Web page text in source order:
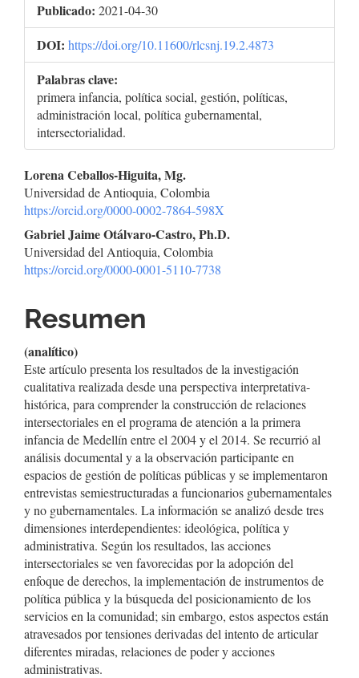
Publicado: 2021-04-30
DOI: https://doi.org/10.11600/rlcsnj.19.2.4873
Palabras clave:
primera infancia, política social, gestión, políticas,
administración local, política gubernamental,
intersectorialidad.
Contenido
principal
del
artículo
Lorena Ceballos-Higuita, Mg.
Universidad de Antioquia, Colombia
https://orcid.org/0000-0002-7864-598X
Gabriel Jaime Otálvaro-Castro, Ph.D.
Universidad del Antioquia, Colombia
https://orcid.org/0000-0001-5110-7738
Resumen
(analítico)
Este artículo presenta los resultados de la investigación
cualitativa realizada desde una perspectiva interpretativa-
histórica, para comprender la construcción de relaciones
intersectoriales en el programa de atención a la primera
infancia de Medellín entre el 2004 y el 2014. Se recurrió al
análisis documental y a la observación participante en
espacios de gestión de políticas públicas y se implementaron
entrevistas semiestructuradas a funcionarios gubernamentales
y no gubernamentales. La información se analizó desde tres
dimensiones interdependientes: ideológica, política y
administrativa. Según los resultados, las acciones
intersectoriales se ven favorecidas por la adopción del
enfoque de derechos, la implementación de instrumentos de
política pública y la búsqueda del posicionamiento de los
servicios en la comunidad; sin embargo, estos aspectos están
atravesados por tensiones derivadas del intento de articular
diferentes miradas, relaciones de poder y acciones
administrativas.